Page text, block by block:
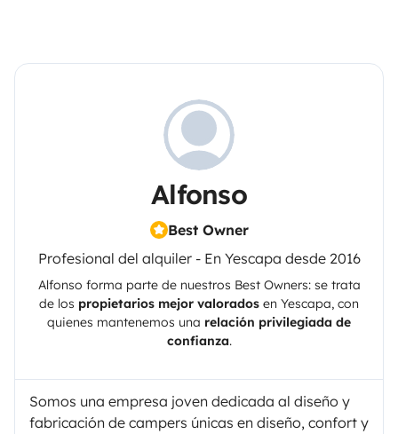
Alfonso
Best Owner
Profesional del alquiler - En Yescapa desde 2016
Alfonso forma parte de nuestros Best Owners: se trata
de los propietarios mejor valorados en Yescapa, con
quienes mantenemos una relación privilegiada de
confianza.
Somos una empresa joven dedicada al diseño y
fabricación de campers únicas en diseño, confort y